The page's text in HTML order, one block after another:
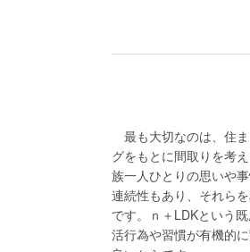
最も大切なのは、住
グをもとに間取りを考
族一人ひとりの思いや
連続性もあり、それら
です。ｎ＋LDKという
活行為や習慣が有機的